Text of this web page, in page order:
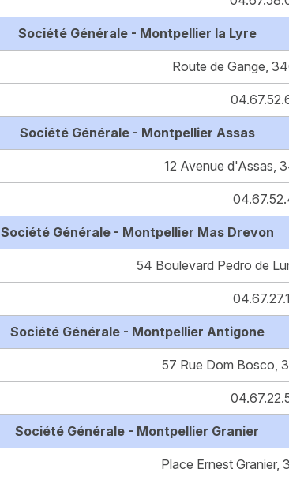
Société Générale - Montpellier la Lyre
Route de Gange,
Société Générale - Montpellier Assas
12 Avenue d'Assas,
Société Générale - Montpellier Mas Drevon
54 Boulevard Pedro de
Société Générale - Montpellier Antigone
57 Rue Dom Bosco,
Société Générale - Montpellier Granier
Place Ernest Granier,